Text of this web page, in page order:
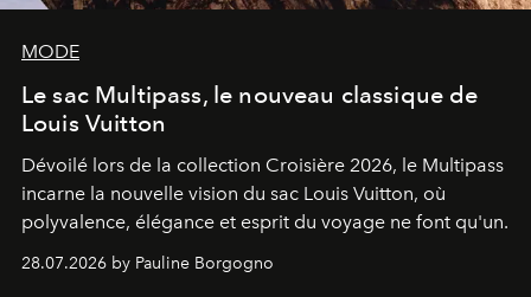
MODE
Le sac Multipass, le nouveau classique de
Louis Vuitton
Dévoilé lors de la collection Croisière 2026, le Multipass
incarne la nouvelle vision du sac Louis Vuitton, où
polyvalence, élégance et esprit du voyage ne font qu'un.
28.07.2026 by Pauline Borgogno